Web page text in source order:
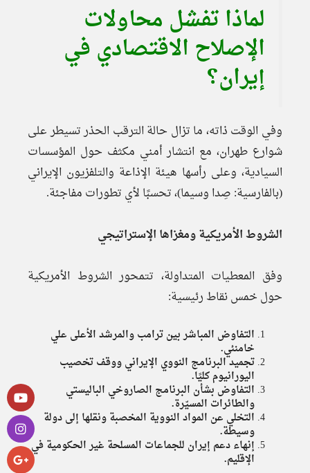
لماذا تفشل محاولات
الإصلاح الاقتصادي في
إيران؟
وفي الوقت ذاته، ما تزال حالة الترقب الحذر تسيطر على
شوارع طهران، مع انتشار أمني مكثف حول المؤسسات
السيادية، وعلى رأسها هيئة الإذاعة والتلفزيون الإيراني
(بالفارسية: صِدا وسيما)، تحسبًا لأي تطورات مفاجئة.
الشروط الأمريكية ومغزاها الإستراتيجي
وفق المعطيات المتداولة، تتمحور الشروط الأمريكية
حول خمس نقاط رئيسية:
التفاوض المباشر بين ترامب والمرشد الأعلى علي
خامنئي.
تجميد البرنامج النووي الإيراني ووقف تخصيب
اليورانيوم كليًا.
التفاوض بشأن البرنامج الصاروخي الباليستي
والطائرات المسيّرة.
التخلي عن المواد النووية المخصبة ونقلها إلى دولة
وسيطة.
إنهاء دعم إيران للجماعات المسلحة غير الحكومية في
الإقليم.